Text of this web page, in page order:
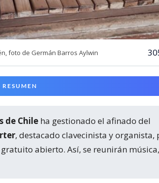
foto de Germán Barros Aylwin
RESUMEN
de Chile ha gestionado el afinado del
, destacado clavecinista y organista,
abierto. Así, se reunirán música,